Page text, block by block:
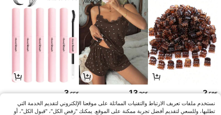
2.58€
13.36€
3.65€
نستخدم ملفات تعريف الارتباط والتقنيات المماثلة على موقعنا الإلكتروني لتقديم الخدمة التي
تطلبها، وللسعي لتقديم أفضل تجربة ممكنة على الموقع. يمكنك "رفض الكل"، "قبول الكل"، أو